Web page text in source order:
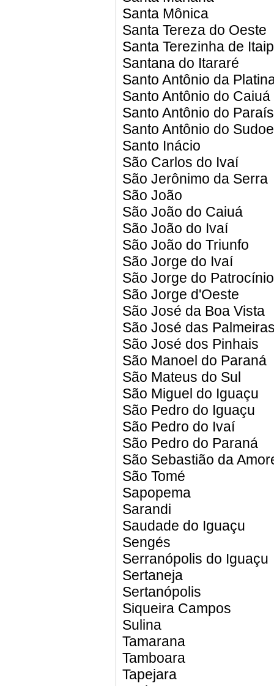
Santa Mônica
Santa Tereza do Oeste
Santa Terezinha de
Santana do Itararé
Santo Antônio da
Santo Antônio do Caiuá
Santo Antônio do
Santo Antônio do
Santo Inácio
São Carlos do Ivaí
São Jerônimo da Serra
São João
São João do Caiuá
São João do Ivaí
São João do Triunfo
São Jorge do Ivaí
São Jorge do Patrocínio
São Jorge d'Oeste
São José da Boa Vista
São José das
São José dos Pinhais
São Manoel do Paraná
São Mateus do Sul
São Miguel do Iguaçu
São Pedro do Iguaçu
São Pedro do Ivaí
São Pedro do Paraná
São Sebastião da
São Tomé
Sapopema
Sarandi
Saudade do Iguaçu
Sengés
Serranópolis do Iguaçu
Sertaneja
Sertanópolis
Siqueira Campos
Sulina
Tamarana
Tamboara
Tapejara